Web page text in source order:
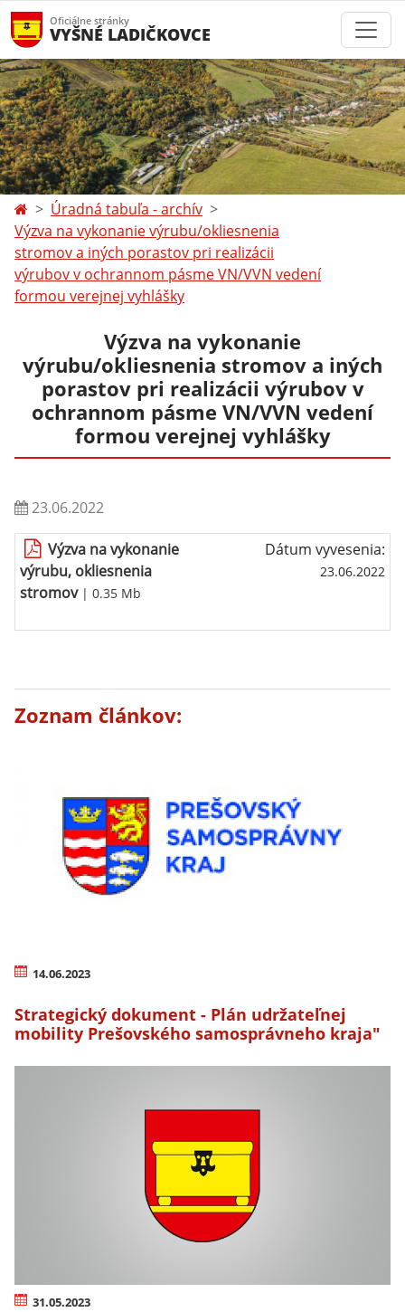
Oficiálne stránky
VYŠNÉ LADIČKOVCE
Úradná tabuľa - archív
Výzva na vykonanie výrubu/okliesnenia
stromov a iných porastov pri realizácii
výrubov v ochrannom pásme VN/VVN vedení
formou verejnej vyhlášky
Výzva na vykonanie
výrubu/okliesnenia stromov a iných
porastov pri realizácii výrubov v
ochrannom pásme VN/VVN vedení
formou verejnej vyhlášky
23.06.2022
Výzva na vykonanie
výrubu, okliesnenia
stromov| 0.35 Mb
Dátum vyvesenia:
23.06.2022
Zoznam článkov:
14.06.2023
Strategický dokument - Plán udržateľnej
mobility Prešovského samosprávneho kraja"
31.05.2023